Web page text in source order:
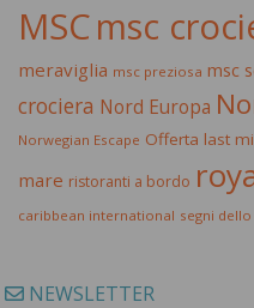
MSCmsc
meraviglia msc preziosa msc
crociera Nord Europa
Norwegian Escape Offerta last
mare ristoranti a bordo
caribbean international segni
NEWSLETTER